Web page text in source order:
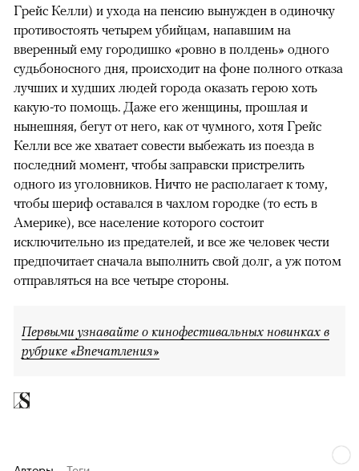
Грейс Келли) и ухода на пенсию вынужден в одиночку
противостоять четырем убийцам, напавшим на
вверенный ему городишко «ровно в полдень» одного
судьбоносного дня, происходит на фоне полного отказа
лучших и худших людей города оказать герою хоть
какую-то помощь. Даже его женщины, прошлая и
нынешняя, бегут от него, как от чумного, хотя Грейс
Келли все же хватает совести выбежать из поезда в
последний момент, чтобы заправски пристрелить
одного из уголовников. Ничто не располагает к тому,
чтобы шериф оставался в чахлом городке (то есть в
Америке), все население которого состоит
исключительно из предателей, и все же человек чести
предпочитает сначала выполнить свой долг, а уж потом
отправляться на все четыре стороны.
Первыми узнавайте о кинофестивальных новинках в
рубрике «Впечатления»